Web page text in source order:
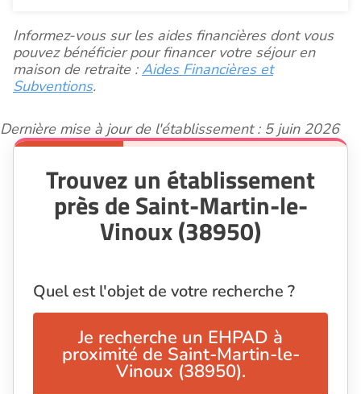
Informez-vous sur les aides financières dont vous
pouvez bénéficier pour financer votre séjour en
maison de retraite :Aides Financières et
Subventions.
Dernière mise à jour de l'établissement : 5 juin 2026
Trouvez un établissement
près de Saint-Martin-le-
Vinoux (38950)
Quel est l'objet de votre recherche ?
Je recherche un EHPAD à
proximité de Saint-Martin-le-
Vinoux (38950).